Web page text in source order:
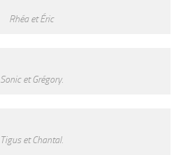
Rhéa et Éric
Sonic et Grégory.
Tigus et Chantal.